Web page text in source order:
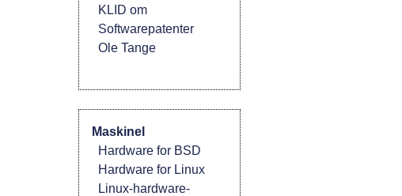
KLID om
Softwarepatenter
Ole Tange
Maskinel
Hardware for BSD
Hardware for Linux
Linux-hardware-